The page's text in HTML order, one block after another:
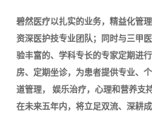
碧然医疗以扎实的业务，精益化管
资深医护技专业团队；同时与三甲
验丰富的、学科专长的专家定期进
房、定期坐诊，为患者提供专业、
道管理， 娱乐治疗，心理和营养支持
在未来五年内，将立足双流、深耕